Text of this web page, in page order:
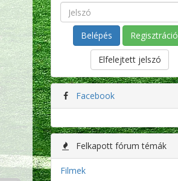
Regisztráció
Elfelejtett jelszó
Facebook
Felkapott fórum témák
Filmek